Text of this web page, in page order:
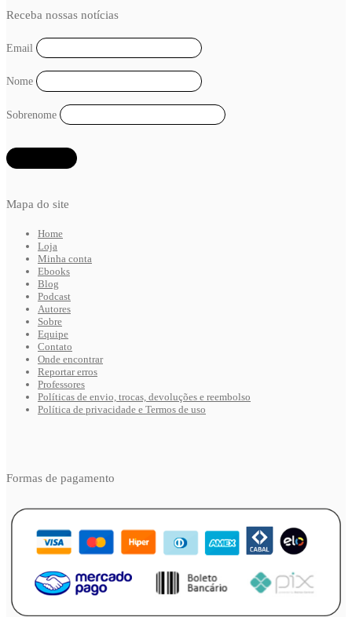
Mapa do site
Home
Loja
Minha conta
Ebooks
Blog
Podcast
Autores
Sobre
Equipe
Contato
Onde encontrar
Reportar erros
Professores
Políticas de envio, trocas, devoluções e reembolso
Política de privacidade e Termos de uso
Receba nossas notícias
Email
Nome
Sobrenome
Formas de pagamento